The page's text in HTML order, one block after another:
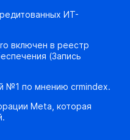
ИТ-
включен в реестр
(Запись
№1 по мнению crmindex.
Meta, которая